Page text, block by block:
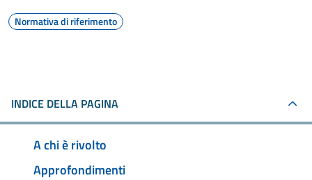
Normativa di riferimento
INDICE DELLA PAGINA
A chi è rivolto
Approfondimenti